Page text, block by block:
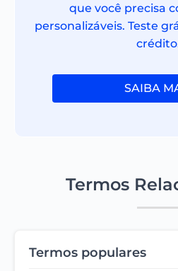
que você precisa
personalizáveis. Teste
SAIBA
Termos
Termos populares